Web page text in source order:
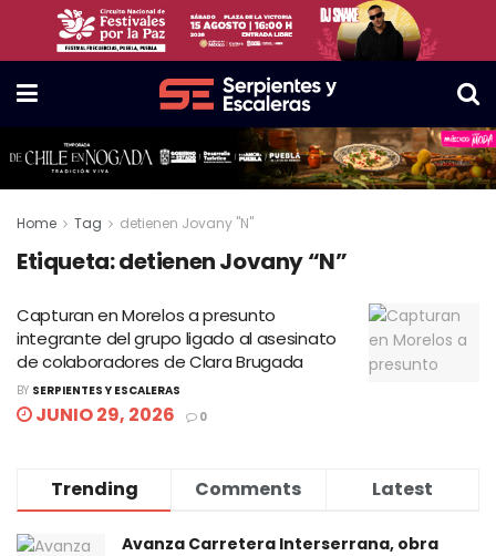
Home Tag detienen Jovany "N"
Etiqueta:detienen Jovany “N”
Capturan en Morelos a presunto
integrante del grupo ligado al asesinato
de colaboradores de Clara Brugada
BY SERPIENTES Y ESCALERAS
JUNIO 29, 2026 0
Trending Comments Latest
Avanza Carretera Interserrana, obra